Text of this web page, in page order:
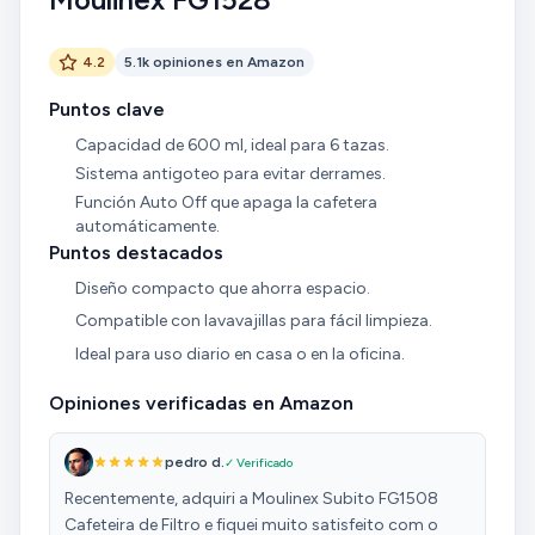
4.2 5.1k opiniones en Amazon
Puntos clave
Capacidad de 600 ml, ideal para 6 tazas.
Sistema antigoteo para evitar derrames.
Función Auto Off que apaga la cafetera
automáticamente.
Puntos destacados
Diseño compacto que ahorra espacio.
Compatible con lavavajillas para fácil limpieza.
Ideal para uso diario en casa o en la oficina.
Opiniones verificadas en Amazon
pedro d.✓ Verificado
Recentemente, adquiri a Moulinex Subito FG1508
Cafeteira de Filtro e fiquei muito satisfeito com o